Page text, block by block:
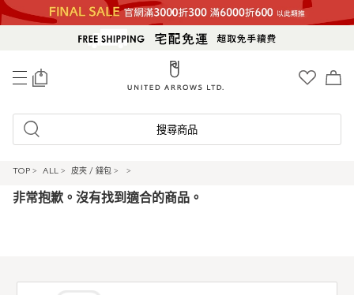
搜尋商品
TOP > ALL > 皮夾 / 錢包 > >
非常抱歉。沒有找到適合的商品。